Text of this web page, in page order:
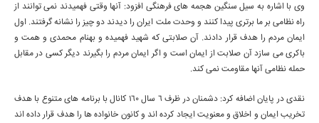
وی با اشاره به سیل سنگین هجمه های فرهنگی افزود: آنها وقتی فهمیدند نمی توانند از
راه نظامی بر ما برتری پیدا کنند و وحدت ملت ایران را دیدند دو چیز را نشانه گرفتند. اول
ایمان مردم را هدف قرار دادند. آن صلابتی که شهید فهمیده و بهنام محمدی و همت و
باکری می سازد آن صلابت از ایمان است و اگر ایمان مردم را بگیرند دیگر کسی در مقابل
حمله نظامی آنها مقاومت نمی کند.
نقدی در پایان اضافه کرد: دشمنان در ظرف 6 سال 160 کانال با برنامه های متنوع با هدف
تخریب ایمان و اخلاق و معنویت ایجاد کرده اند و کانون خانواده ها را هدف قرار داده اند